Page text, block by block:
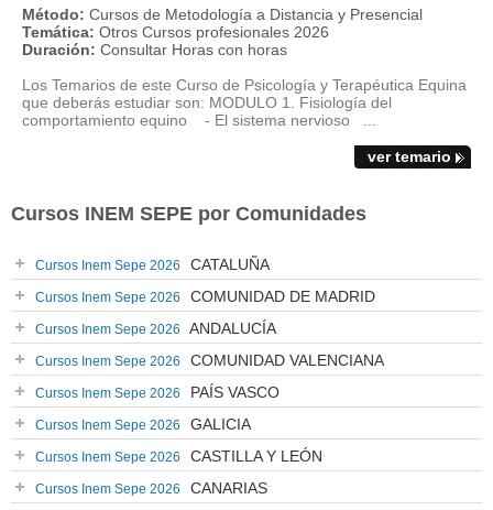
Método: Cursos de Metodología a Distancia y Presencial
Temática: Otros Cursos profesionales 2026
Duración: Consultar Horas con horas
Los Temarios de este Curso de Psicología y Terapéutica Equina
que deberás estudiar son: MODULO 1. Fisiología del
comportamiento equino - El sistema nervioso ...
ver temario
Cursos INEM SEPE por Comunidades
Cursos Inem Sepe 2026 CATALUÑA
Cursos Inem Sepe 2026 COMUNIDAD DE MADRID
Cursos Inem Sepe 2026 ANDALUCÍA
Cursos Inem Sepe 2026 COMUNIDAD VALENCIANA
Cursos Inem Sepe 2026 PAÍS VASCO
Cursos Inem Sepe 2026 GALICIA
Cursos Inem Sepe 2026 CASTILLA Y LEÓN
Cursos Inem Sepe 2026 CANARIAS